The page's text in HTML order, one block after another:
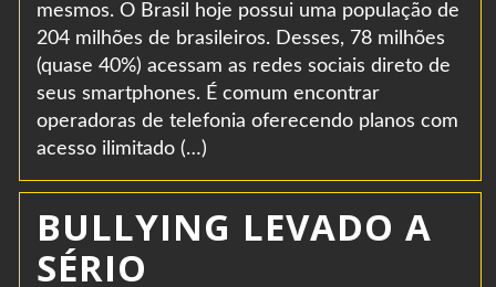
mesmos. O Brasil hoje possui uma população de
204 milhões de brasileiros. Desses, 78 milhões
(quase 40%) acessam as redes sociais direto de
seus smartphones. É comum encontrar
operadoras de telefonia oferecendo planos com
acesso ilimitado (…)
BULLYING LEVADO A
SÉRIO